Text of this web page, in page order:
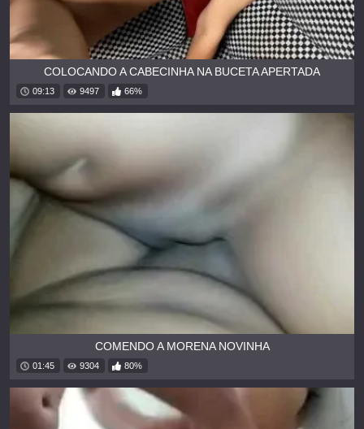
COLOCANDO A CABECINHA NA BUCETA APERTADA
09:13 9497 66%
COMENDO A MORENA NOVINHA
01:45 9304 80%